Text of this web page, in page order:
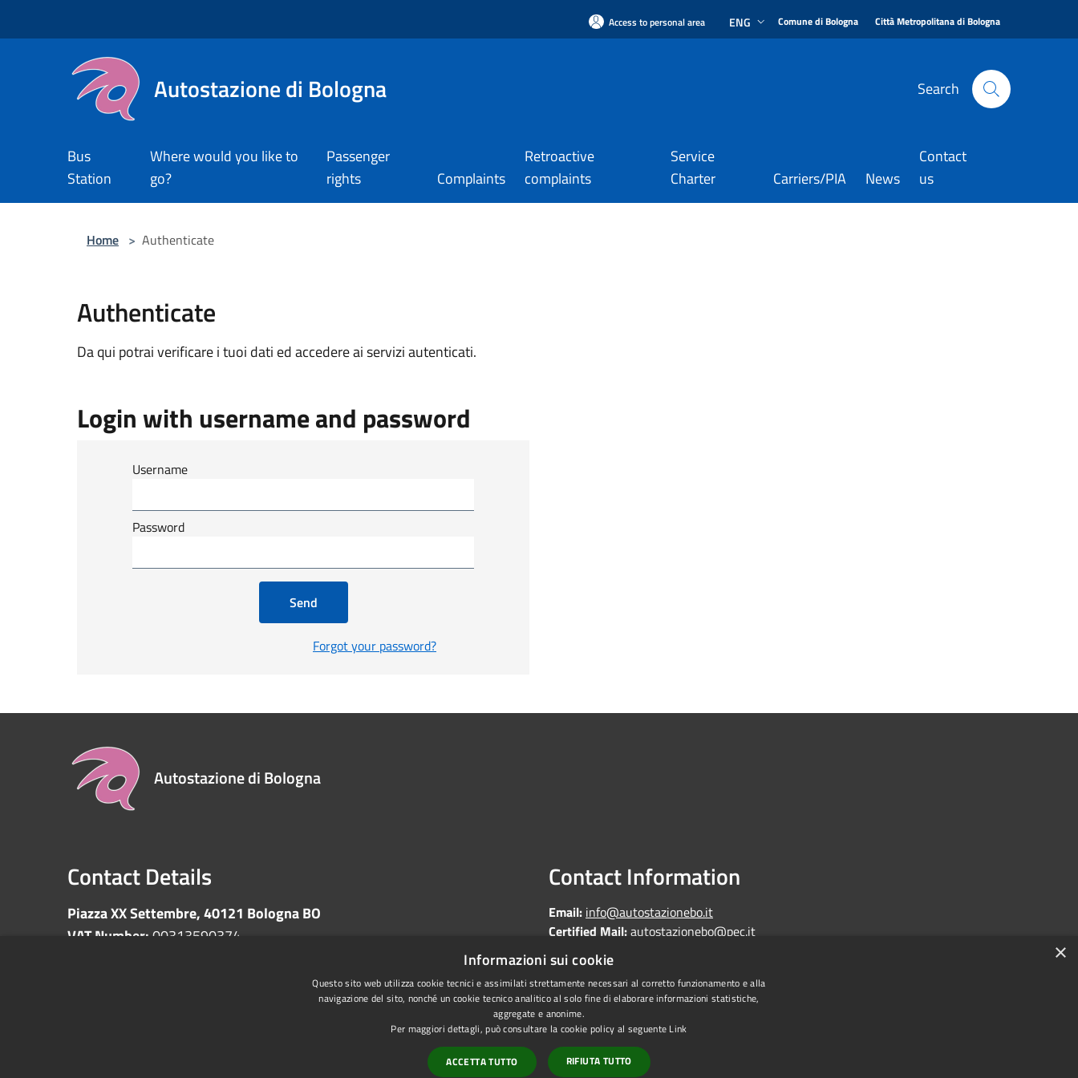
Access to personal area ENG Comune di Bologna Città Metropolitana di Bologna
Autostazione di Bologna Search
Bus
Station
Where would you like to
go?
Passenger
rights
Complaints
Retroactive
complaints
Service
Charter
Carriers/PIA News
Contact
us
Home > Authenticate
Authenticate
Da qui potrai verificare i tuoi dati ed accedere ai servizi autenticati.
Login with username and password
Username
Password
Send
Forgot your password?
Autostazione di Bologna
Contact Details
Piazza XX Settembre, 40121 Bologna BO
VAT Number:00313590374
Contact Information
Email: info@autostazionebo.it
Certified Mail:autostazionebo@pec.it
Declaration of accessibility
Copyright © 2026 • Autostazione di Bologna • Powered by
×
Informazioni sui cookie
Questo sito web utilizza cookie tecnici e assimilati strettamente necessari al corretto funzionamento e alla
navigazione del sito, nonché un cookie tecnico analitico al solo fine di elaborare informazioni statistiche,
aggregate e anonime.
Per maggiori dettagli, può consultare la cookie policy al seguente Link
ACCETTA TUTTO RIFIUTA TUTTO